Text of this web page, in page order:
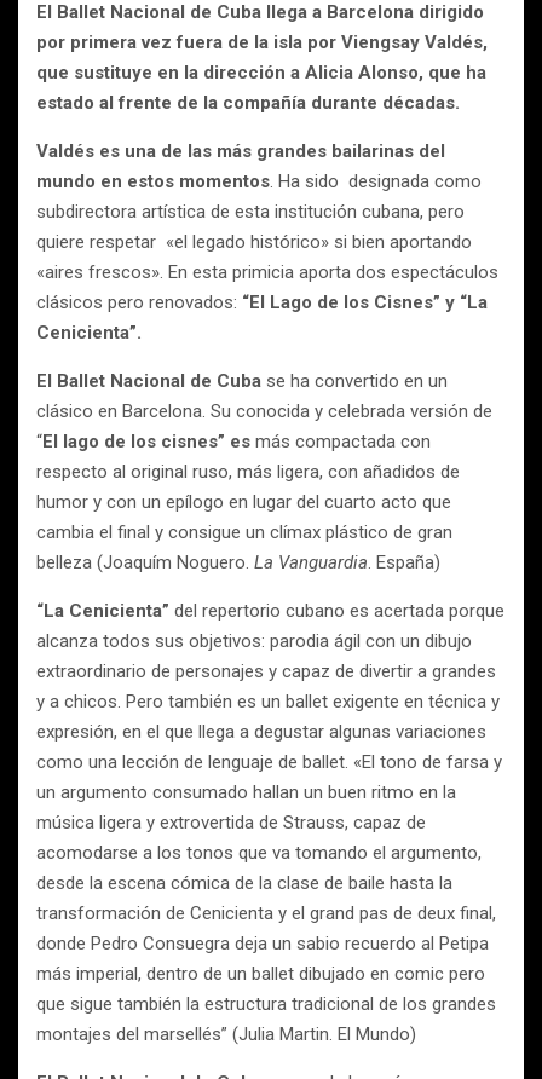
El Ballet Nacional de Cuba llega a Barcelona dirigido
por primera vez fuera de la isla por Viengsay Valdés,
que sustituye en la dirección a Alicia Alonso, que ha
estado al frente de la compañía durante décadas.
Valdés es una de las más grandes bailarinas del
mundo en estos momentos. Ha sido designada como
subdirectora artística de esta institución cubana, pero
quiere respetar «el legado histórico» si bien aportando
«aires frescos». En esta primicia aporta dos espectáculos
clásicos pero renovados: “El Lago de los Cisnes” y “La
Cenicienta”.
El Ballet Nacional de Cuba se ha convertido en un
clásico en Barcelona. Su conocida y celebrada versión de
“El lago de los cisnes” es más compactada con
respecto al original ruso, más ligera, con añadidos de
humor y con un epílogo en lugar del cuarto acto que
cambia el final y consigue un clímax plástico de gran
belleza (Joaquím Noguero. La Vanguardia. España)
“La Cenicienta” del repertorio cubano es acertada porque
alcanza todos sus objetivos: parodia ágil con un dibujo
extraordinario de personajes y capaz de divertir a grandes
y a chicos. Pero también es un ballet exigente en técnica y
expresión, en el que llega a degustar algunas variaciones
como una lección de lenguaje de ballet. «El tono de farsa y
un argumento consumado hallan un buen ritmo en la
música ligera y extrovertida de Strauss, capaz de
acomodarse a los tonos que va tomando el argumento,
desde la escena cómica de la clase de baile hasta la
transformación de Cenicienta y el grand pas de deux final,
donde Pedro Consuegra deja un sabio recuerdo al Petipa
más imperial, dentro de un ballet dibujado en comic pero
que sigue también la estructura tradicional de los grandes
montajes del marsellés” (Julia Martin. El Mundo)